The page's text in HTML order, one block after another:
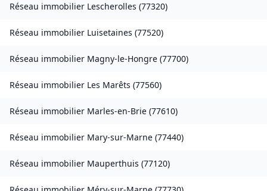
Réseau immobilier Lescherolles (77320)
Réseau immobilier Luisetaines (77520)
Réseau immobilier Magny-le-Hongre (77700)
Réseau immobilier Les Marêts (77560)
Réseau immobilier Marles-en-Brie (77610)
Réseau immobilier Mary-sur-Marne (77440)
Réseau immobilier Mauperthuis (77120)